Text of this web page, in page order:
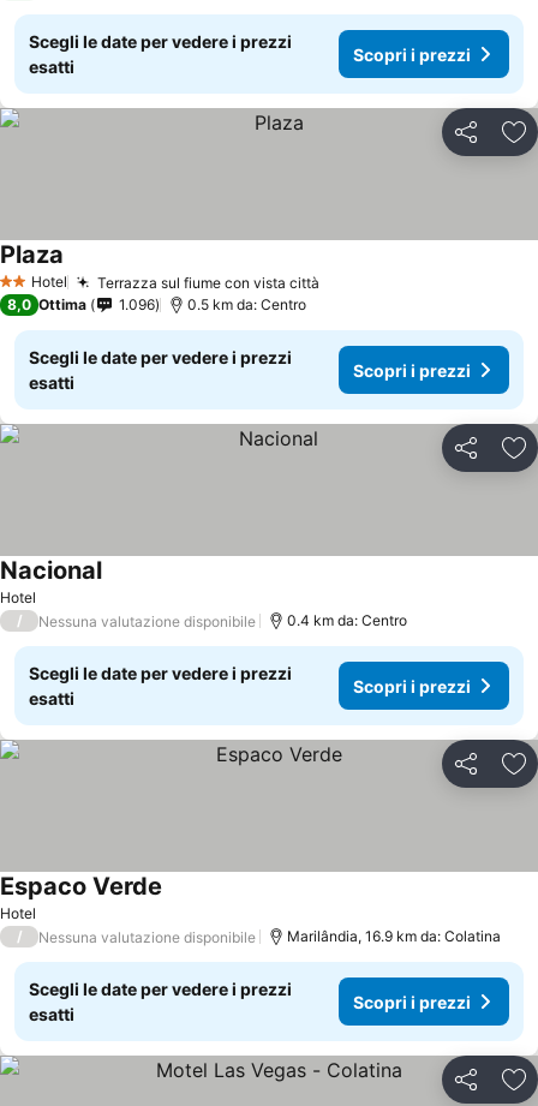
Scegli le date per vedere i prezzi
esatti
Scopri i prezzi
Condividi
2 StelleHotel Terrazza sul fiume con vista città
Plaza
8,0 Ottima 1.096 0.5 km da: Centro
Scegli le date per vedere i prezzi
esatti
Scopri i prezzi
Condividi
Hotel
Nacional
/ Nessuna valutazione disponibile 0.4 km da: Centro
Scegli le date per vedere i prezzi
esatti
Scopri i prezzi
Condividi
Hotel
Espaco Verde
/ Nessuna valutazione disponibile Marilândia, 16.9 km da: Colatina
Scegli le date per vedere i prezzi
esatti
Scopri i prezzi
Condividi